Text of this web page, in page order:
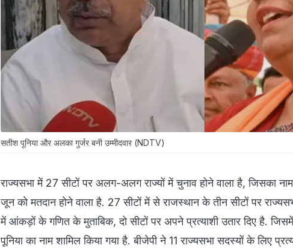
सतीश पूनिया और अलका गुर्जर बनी उम्मीदवार (NDTV)
राज्यसभा में 27 सीटों पर अलग-अलग राज्यों में चुनाव होने वाला है, जिसका
जून को मतदान होने वाला है. 27 सीटों में से राजस्थान के तीन सीटों पर
में आंकड़ों के गणित के मुताबिक, दो सीटों पर अपने प्रत्याशी उतार दिए है.
पूनिया का नाम शामिल किया गया है. बीजेपी ने 11 राज्यसभा सदस्यों के लिए